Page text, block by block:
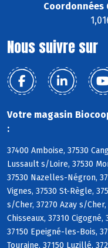
Coordonnées
Nous suivre sur
Votre magasin
:
37400 Amboise, 37530
Lussault s/Loire, 37530
37530 Nazelles-Négron,
Vignes, 37530 St-Règle,
s/Cher, 37270 Azay s/
Chisseaux, 37310
37150 Epeigné-les-Bois,
Touraine, 37150 Luzillé,